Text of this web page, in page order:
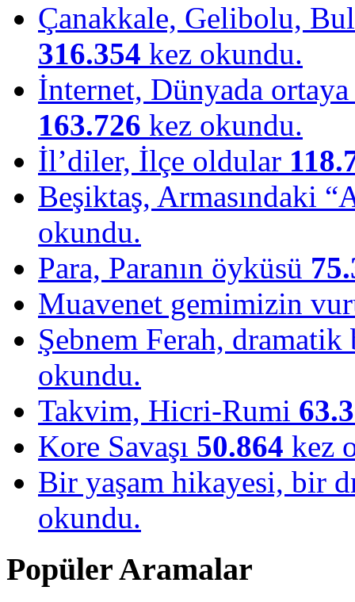
Çanakkale, Gelibolu,
316.354 kez okundu.
İnternet, Dünyada
163.726 kez okundu.
İl’diler, İlçe oldular
Beşiktaş, Armasındaki
okundu.
Para, Paranın öyküsü
Muavenet gemimizin
Şebnem Ferah,
okundu.
Takvim, Hicri-Rumi
Kore Savaşı 50.864 kez
Bir yaşam hikayesi, bir
okundu.
Popüler Aramalar